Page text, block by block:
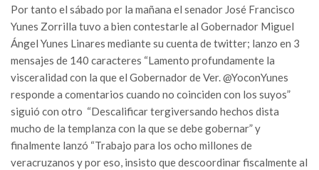
Por tanto el sábado por la mañana el senador José Francisco
Yunes Zorrilla tuvo a bien contestarle al Gobernador Miguel
Ángel Yunes Linares mediante su cuenta de twitter; lanzo en 3
mensajes de 140 caracteres “Lamento profundamente la
visceralidad con la que el Gobernador de Ver. @YoconYunes
responde a comentarios cuando no coinciden con los suyos”
siguió con otro “Descalificar tergiversando hechos dista
mucho de la templanza con la que se debe gobernar” y
finalmente lanzó “Trabajo para los ocho millones de
veracruzanos y por eso, insisto que descoordinar fiscalmente al